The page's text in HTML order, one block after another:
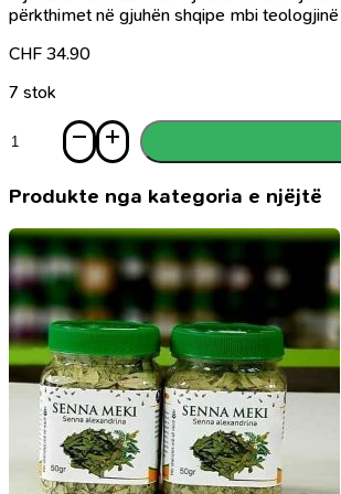
përkthimet në gjuhën shqipe mbi
CHF 34.90
7 stok
Studime
Produkte nga kategoria e njëjtë